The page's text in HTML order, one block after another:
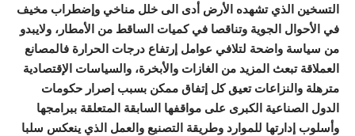
التسخين الذي تشهده الأرض أدى الى خلل مناخي وإضطراب مخيف
في الأحوال الجوية وتناقصا في كميات الساقط من الأمطار، ولايبدو
من سياسة واضحة لتلافي عوامل إرتفاع درجات الحرارة فالمصانع
العملاقة تبعث المزيد من الغازات والأبخرة، والسياسات الإقتصادية
مترهلة والنزاعات تعيق كل إتفاق ممكن بسبب إصرار حكومات
الدول الصناعية الكبرى على مواقفها السابقة المتعلقة ببرامجها
وأسلوب إدارتها للموارد وطريقة التصنيع والعمل الذي ينعكس سلبا